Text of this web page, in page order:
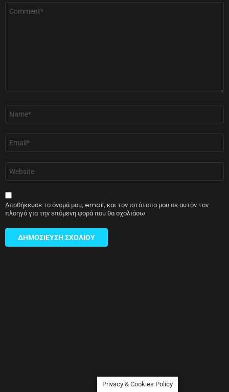
Σχόλιο
Όνομα
Email
Ιστότοπος
Αποθήκευσε το όνομά μου, email, και τον ιστότοπο μου σε αυτόν τον
πλοηγό για την επόμενη φορά που θα σχολιάσω.
Privacy & Cookies Policy